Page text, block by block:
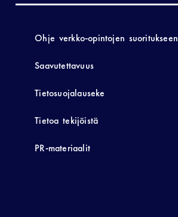
Ohje verkko-opintojen suoritukseen
Saavutettavuus
Tietosuojalauseke
Tietoa tekijöistä
PR-materiaalit